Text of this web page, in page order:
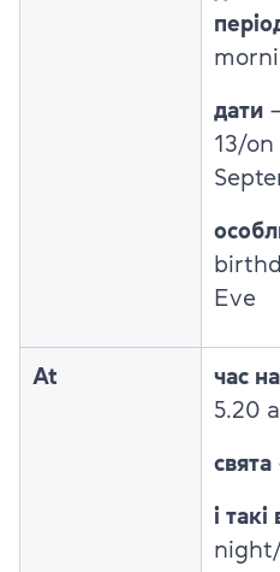
дати
13/
Eve
At час
5.20
свята
і